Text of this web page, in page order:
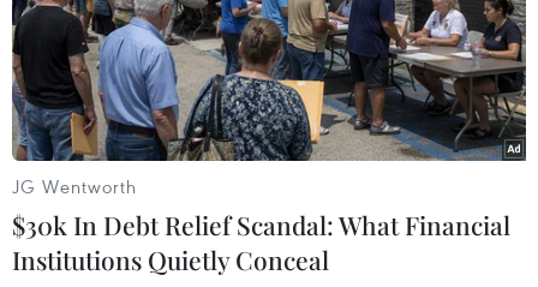
JG Wentworth
$30k In Debt Relief Scandal: What Financial
Institutions Quietly Conceal